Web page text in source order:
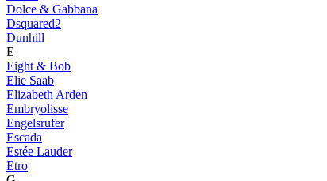
Dolce & Gabbana
Dsquared2
Dunhill
E
Eight & Bob
Elie Saab
Elizabeth Arden
Embryolisse
Engelsrufer
Escada
Estée Lauder
Etro